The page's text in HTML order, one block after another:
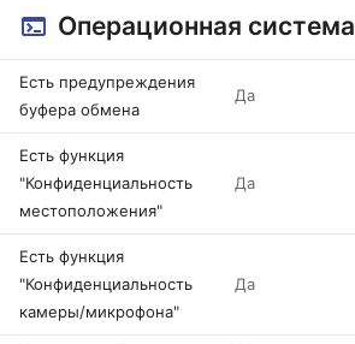
Операционная система
Есть предупреждения
буфера обмена
Да
Есть функция
"Конфиденциальность
местоположения"
Да
Есть функция
"Конфиденциальность
камеры/микрофона"
Да